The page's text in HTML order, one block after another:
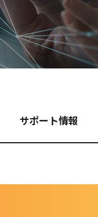
サポート情報